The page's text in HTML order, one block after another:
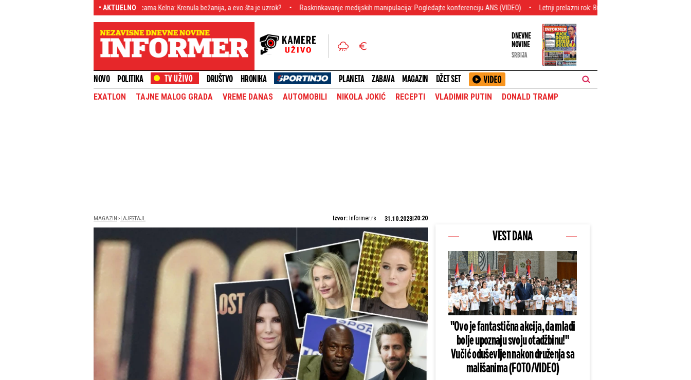
• AKTUELNO
Udarno! Haos na ulicama Kelna: Krenula bežanija, a evo šta je uzrok? Raskrinkavanje medijskih manipulacija: Pogledajte konferenciju ANS (VIDEO) Letnji prelazni rok: Buuum - novi Srbin u Juventusu, prvi čovek
DNEVNE
NOVINE
SRBIJA
NOVO POLITIKA DRUŠTVO HRONIKA PLANETA ZABAVA MAGAZIN DŽET SET
EXATLON TAJNE MALOG GRADA VREME DANAS AUTOMOBILI NIKOLA JOKIĆ RECEPTI VLADIMIR PUTIN DONALD TRAMP
MAGAZIN LAJFSTAJL Izvor: Informer.rs 31.10.2023 20:20
VEST DANA
"Ovo je fantastična akcija, da mladi
bolje upoznaju svoju otadžbinu!"
Vučić oduševljen nakon druženja sa
mališanima (FOTO/VIDEO)